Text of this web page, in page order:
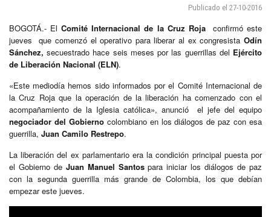
Publicado el 27-10-2016
BOGOTÁ.- ElComité Internacional de la Cruz Rojaconfirmó este
jueves que comenzó el operativo para liberar al ex congresista Odín
Sánchez, secuestrado hace seis meses por las guerrillas del Ejército
de Liberación Nacional (ELN).
«Este mediodía hemos sido informados por el Comité Internacional de
la Cruz Roja que la operación de la liberación ha comenzado con el
acompañamiento de la Iglesia católica», anunció el jefe del equipo
negociador del Gobiernocolombiano en los diálogos de paz con esa
guerrilla, Juan Camilo Restrepo.
La liberación del ex parlamentario era la condición principal puesta por
el Gobierno deJuan Manuel Santospara iniciar los diálogos de paz
con la segunda guerrilla más grande de Colombia, los que debían
empezar este jueves.